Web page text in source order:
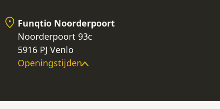
Funqtio Noorderpoort
Noorderpoort 93c
5916 PJ Venlo
Openingstijden